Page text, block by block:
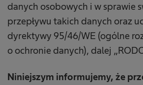
danych osobowych i w sprawie
przepływu takich danych oraz
dyrektywy 95/46/WE (ogólne
o ochronie danych), dalej
Niniejszym informujemy, że